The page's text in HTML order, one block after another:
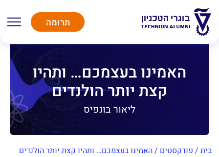
תרומה
האמינו בעצמכם… ותהיו
קצת יותר הולנדים
ליאור בונפיס
בית / פודקסטים /האמינו בעצמכם… ותהיו קצת יותר הולנדים